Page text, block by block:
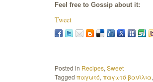
Feel free to Gossip about it:
Tweet
Posted in Recipes, Sweet
Tagged παγωτό, παγωτό βανίλια,